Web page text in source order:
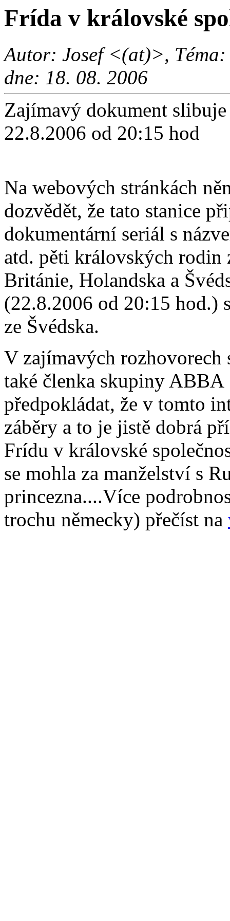
Frída v královské
Autor: Josef <(at)>,
dne: 18. 08. 2006
Zajímavý dokument
22.8.2006 od 20:15 hod
Na webových stránkách
dozvědět, že tato stanice
dokumentární seriál s
atd. pěti královských rodin
Británie, Holandska a
(22.8.2006 od 20:15 hod.)
ze Švédska.
V zajímavých
také členka skupiny
předpokládat, že v tomto
záběry a to je jistě dobrá
Frídu v královské
se mohla za manželství s
princezna....Více
trochu německy) přečíst na